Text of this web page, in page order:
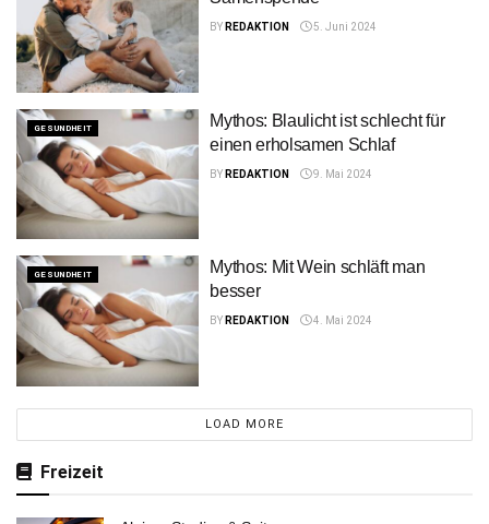
BY REDAKTION 5. Juni 2024
GESUNDHEIT
Mythos: Blaulicht ist schlecht für
einen erholsamen Schlaf
BY REDAKTION 9. Mai 2024
GESUNDHEIT
Mythos: Mit Wein schläft man
besser
BY REDAKTION 4. Mai 2024
LOAD MORE
Freizeit